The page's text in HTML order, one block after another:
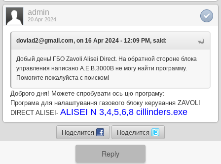
admin
20 Apr 2024
dovlad2@gmail.com, on 16 Apr 2024 - 12:09 PM, said:
Добый день! ГБО Zavoli Alisei Direct. На обратной стороне блока
управления написано A.E.B.3000B не могу найти программу.
Помогите пожалуйста с поиском!
Доброго дня! Можете спробувати ось цю програму:
Програма для налаштування газового блоку керування ZAVOLI
DIRECT ALISEI- ALISEI N 3,4,5,6,8 cillinders.exe
Поделится Поделится
Reply